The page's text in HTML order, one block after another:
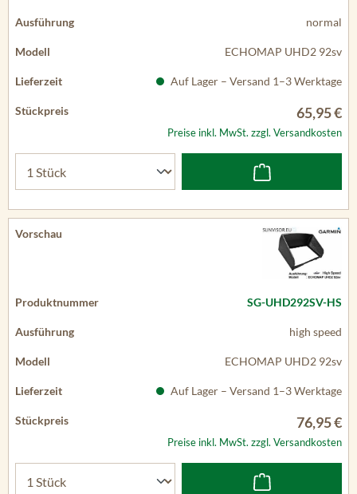
normal
ECHOMAP UHD2 92sv
Auf Lager – Versand 1–3 Werktage
65,95 €
Preise inkl. MwSt. zzgl. Versandkosten
SG-UHD292SV-HS
high speed
ECHOMAP UHD2 92sv
Auf Lager – Versand 1–3 Werktage
76,95 €
Preise inkl. MwSt. zzgl. Versandkosten